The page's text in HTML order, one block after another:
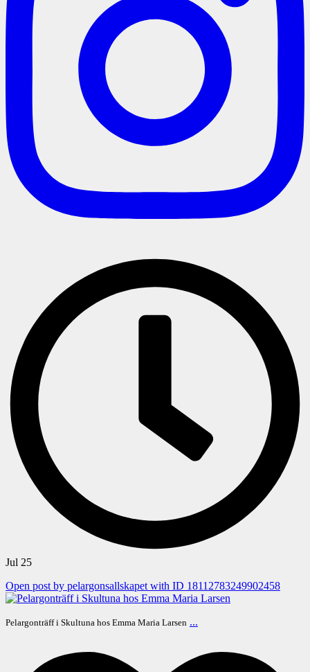
Jul 25
Open post by pelargonsallskapet with ID 18112783249902458
Pelargonträff i Skultuna hos Emma Maria Larsen ...